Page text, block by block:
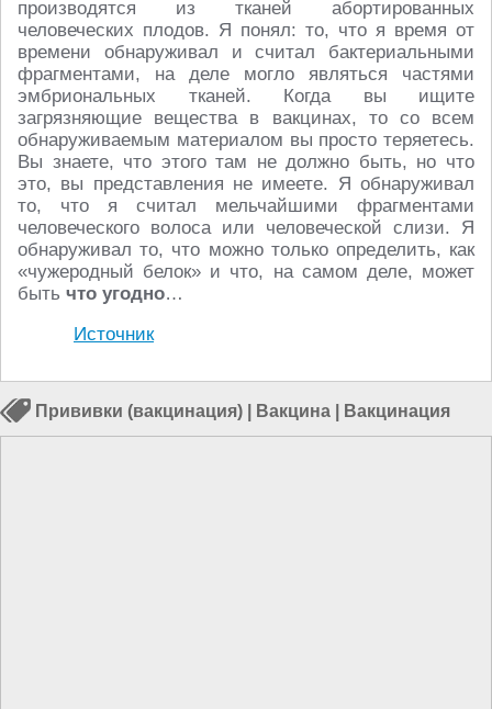
производятся из тканей абортированных
человеческих плодов. Я понял: то, что я время от
времени обнаруживал и считал бактериальными
фрагментами, на деле могло являться частями
эмбриональных тканей. Когда вы ищите
загрязняющие вещества в вакцинах, то со всем
обнаруживаемым материалом вы просто теряетесь.
Вы знаете, что этого там не должно быть, но что
это, вы представления не имеете. Я обнаруживал
то, что я считал мельчайшими фрагментами
человеческого волоса или человеческой слизи. Я
обнаруживал то, что можно только определить, как
«чужеродный белок» и что, на самом деле, может
быть что угодно…
Источник
Прививки (вакцинация) Вакцина Вакцинация